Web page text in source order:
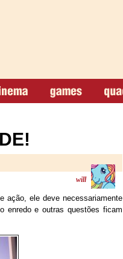
will
ação, ele deve necessariamente
enredo e outras questões ficam